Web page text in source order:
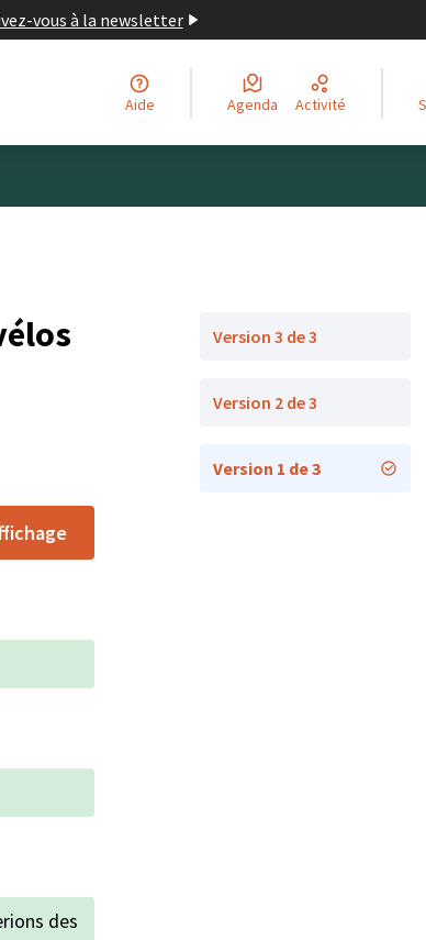
vous à la newsletter
Aide Agenda Activité
des
Version 3 de 3
Version 2 de 3
Version 1 de 3